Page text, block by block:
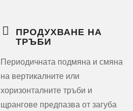
ПРОДУХВАНЕ НА
ТРЪБИ
Периодичната подмяна и смяна
на вертикалните или
хоризонталните тръби и
щрангове предпазва от загуба